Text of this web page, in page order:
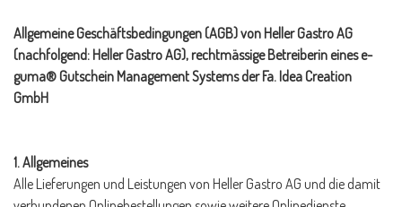
Allgemeine Geschäftsbedingungen (AGB) von Heller Gastro AG
(nachfolgend: Heller Gastro AG), rechtmässige Betreiberin eines e-
guma® Gutschein Management Systems der Fa. Idea Creation
GmbH
1. Allgemeines
Alle Lieferungen und Leistungen von Heller Gastro AG und die damit